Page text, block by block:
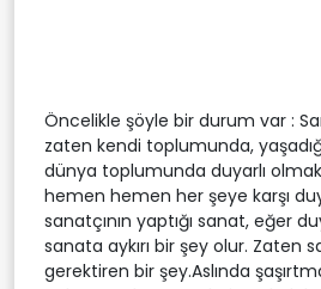
Öncelikle şöyle bir durum var :
zaten kendi toplumunda,
dünya toplumunda duyarlı
hemen hemen her şeye karşı
sanatçının yaptığı sanat, eğer
sanata aykırı bir şey olur. Zaten
gerektiren bir şey.Aslında